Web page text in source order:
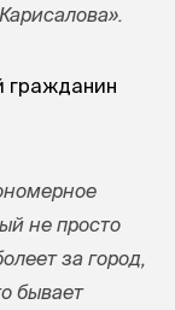
гражданин
не просто
за город,
бывает